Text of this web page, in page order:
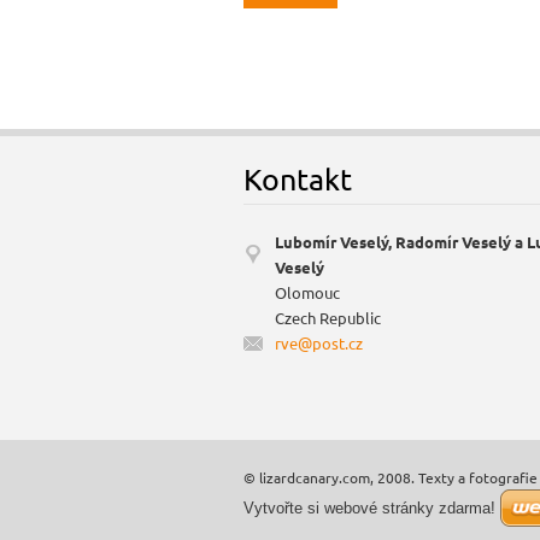
Kontakt
Lubomír Veselý, Radomír Veselý a
Veselý
Olomouc
Czech Republic
rve@post.cz
© lizardcanary.com, 2008. Texty a
Vytvořte si webové stránky zdarma!